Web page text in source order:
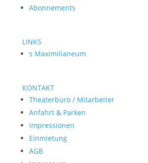
Abonnements
LINKS
s Maximilianeum
KONTAKT
Theaterbüro / Mitarbeiter
Anfahrt & Parken
Impressionen
Einmietung
AGB